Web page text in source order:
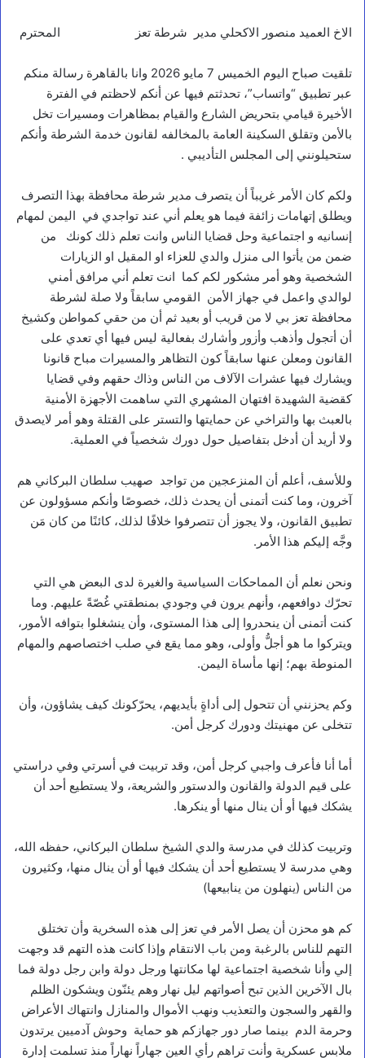
الاخ العميد منصور الاكحلي مدير شرطة تعز المحترم
تلقيت صباح اليوم الخميس 7 مايو 2026 وانا بالقاهرة رسالة منكم
عبر تطبيق “واتساب”، تحدثتم فيها عن أنكم لاحظتم في الفترة
الأخيرة قيامي بتحريض الشارع والقيام بمظاهرات ومسيرات تخل
بالأمن وتقلق السكينة العامة بالمخالفه لقانون خدمة الشرطة وأنكم
ستحيلونني إلى المجلس التأديبي .
ولكم كان الأمر غريباً أن يتصرف مدير شرطة محافظة بهذا التصرف
ويطلق إتهامات زائفة فيما هو يعلم أني عند تواجدي في اليمن لمهام
إنسانيه و اجتماعية وحل قضايا الناس وانت تعلم ذلك كونك من
ضمن من يأتوا الى منزل والدي للعزاء او المقيل او الزيارات
الشخصية وهو أمر مشكور لكم كما انت تعلم أني مرافق أمني
لوالدي واعمل في جهاز الأمن القومي سابقاً ولا صلة لشرطة
محافظة تعز بي لا من قريب أو بعيد ثم أن من حقي كمواطن وكشيخ
أن أتجول وأذهب وأزور وأشارك بفعالية ليس فيها أي تعدي على
القانون ومعلن عنها سابقاً كون التظاهر والمسيرات مباح قانونا
ويشارك فيها عشرات الآلاف من الناس وذاك حقهم وفي قضايا
كقضية الشهيدة افتهان المشهري التي ساهمت الأجهزة الأمنية
بالعبث بها والتراخي عن حمايتها والتستر على القتلة وهو أمر لايصدق
ولا أريد أن أدخل بتفاصيل حول دورك شخصياً في العملية.
وللأسف، أعلم أن المنزعجين من تواجد صهيب سلطان البركاني هم
آخرون، وما كنت أتمنى أن يحدث ذلك، خصوصًا وأنكم مسؤولون عن
تطبيق القانون، ولا يجوز أن تتصرفوا خلافًا لذلك، كائنًا من كان مَن
وجَّه إليكم هذا الأمر.
ونحن نعلم أن المماحكات السياسية والغيرة لدى البعض هي التي
تحرّك دوافعهم، وأنهم يرون في وجودي بمنطقتي غُصّةً عليهم. وما
كنت أتمنى أن ينحدروا إلى هذا المستوى، وأن ينشغلوا بتوافه الأمور،
ويتركوا ما هو أجلُّ وأولى، وهو مما يقع في صلب اختصاصهم والمهام
المنوطة بهم؛ إنها مأساة اليمن.
وكم يحزنني أن تتحول إلى أداةٍ بأيديهم، يحرّكونك كيف يشاؤون، وأن
تتخلى عن مهنيتك ودورك كرجل أمن.
أما أنا فأعرف واجبي كرجل أمن، وقد تربيت في أسرتي وفي دراستي
على قيم الدولة والقانون والدستور والشريعة، ولا يستطيع أحد أن
يشكك فيها أو أن ينال منها أو ينكرها.
وتربيت كذلك في مدرسة والدي الشيخ سلطان البركاني، حفظه الله،
وهي مدرسة لا يستطيع أحد أن يشكك فيها أو أن ينال منها، وكثيرون
من الناس (ينهلون من ينابيعها)
كم هو محزن أن يصل الأمر في تعز إلى هذه السخرية وأن تختلق
التهم للناس بالرغبة ومن باب الانتقام وإذا كانت هذه التهم قد وجهت
إلي وأنا شخصية اجتماعية لها مكانتها ورجل دولة وابن رجل دولة فما
بال الآخرين الذين تبح أصواتهم ليل نهار وهم يئنّون ويشكون الظلم
والقهر والسجون والتعذيب ونهب الأموال والمنازل وانتهاك الأعراض
وحرمة الدم بينما صار دور جهازكم هو حماية وحوش آدميين يرتدون
ملابس عسكرية وأنت تراهم رأي العين جهاراً نهاراً منذ تسلمت إدارة